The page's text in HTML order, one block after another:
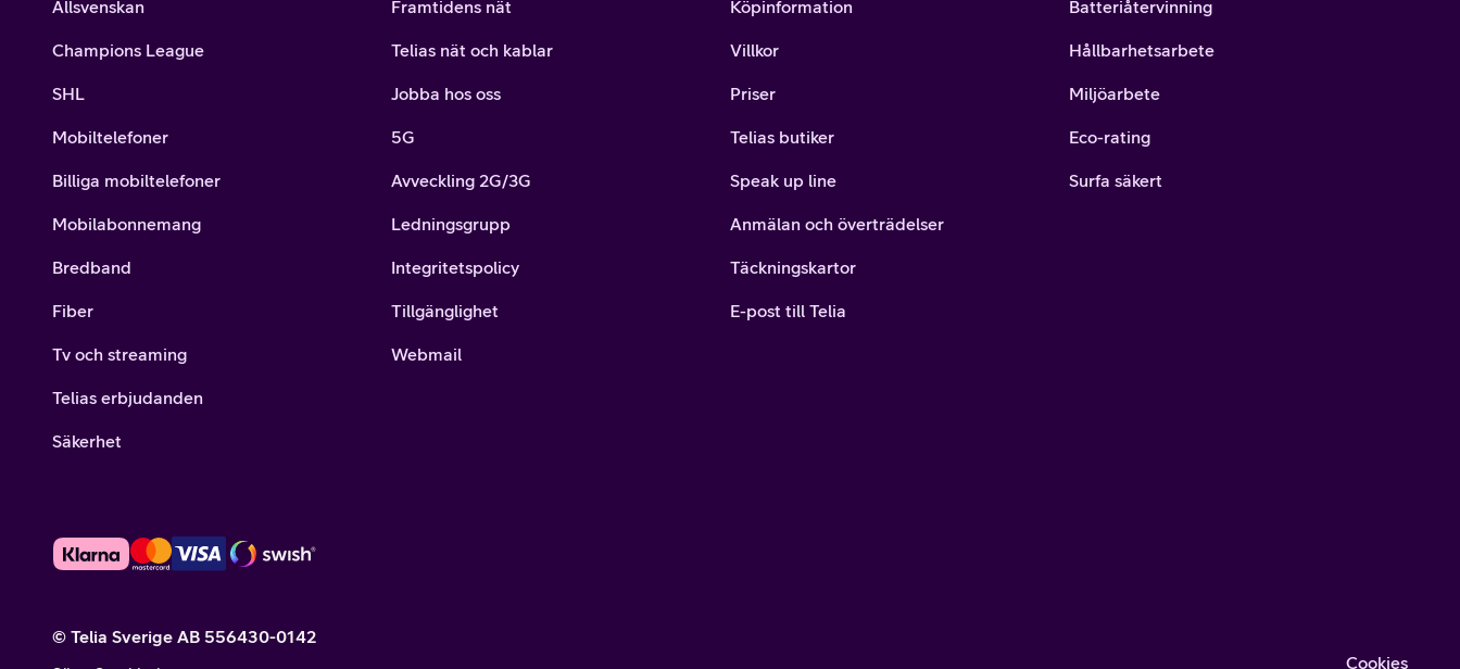
Allsvenskan
Champions League
SHL
Mobiltelefoner
Billiga mobiltelefoner
Mobilabonnemang
Bredband
Fiber
Tv och streaming
Telias erbjudanden
Säkerhet
Framtidens nät
Telias nät och kablar
Jobba hos oss
5G
Avveckling 2G/3G
Ledningsgrupp
Integritetspolicy
Tillgänglighet
Webmail
Köpinformation
Villkor
Priser
Telias butiker
Speak up line
Anmälan och överträdelser
Täckningskartor
E-post till Telia
Batteriåtervinning
Hållbarhetsarbete
Miljöarbete
Eco-rating
Surfa säkert
© Telia Sverige AB 556430-0142
Cookies